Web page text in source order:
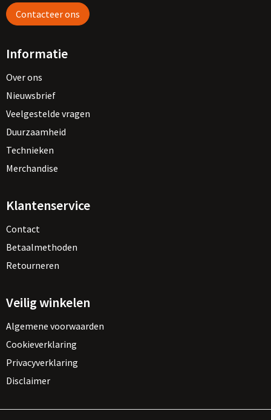
Contacteer ons
Informatie
Over ons
Nieuwsbrief
Veelgestelde vragen
Duurzaamheid
Technieken
Merchandise
Klantenservice
Contact
Betaalmethoden
Retourneren
Veilig winkelen
Algemene voorwaarden
Cookieverklaring
Privacyverklaring
Disclaimer